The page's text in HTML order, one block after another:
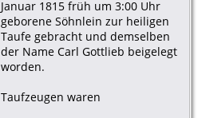
Januar 1815 früh um 3:00 Uhr
geborene Söhnlein zur heiligen
Taufe gebracht und demselben
der Name Carl Gottlieb beigelegt
worden.
Taufzeugen waren